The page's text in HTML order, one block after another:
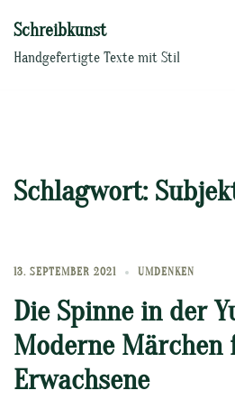
Inhalt
springen
Schreibkunst
Handgefertigte Texte mit Stil
Schlagwort:
13. SEPTEMBER 2021 UMDENKEN
Die Spinne in der
Moderne Märchen
Erwachsene